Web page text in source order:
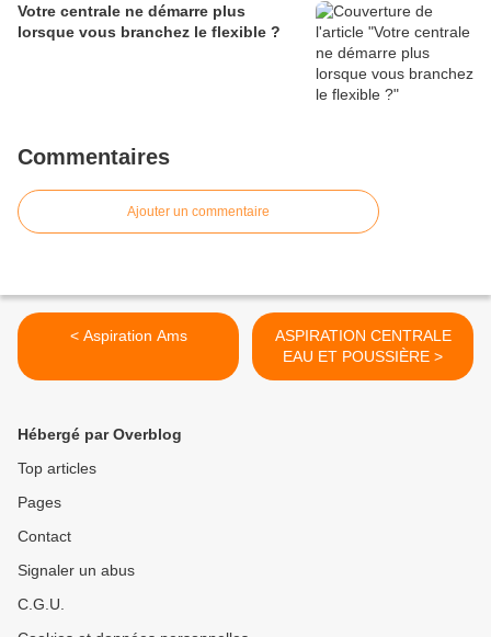
Votre centrale ne démarre plus
lorsque vous branchez le flexible ?
Commentaires
Ajouter un commentaire
< Aspiration Ams
ASPIRATION CENTRALE
EAU ET POUSSIÈRE >
Hébergé par Overblog
Top articles
Pages
Contact
Signaler un abus
C.G.U.